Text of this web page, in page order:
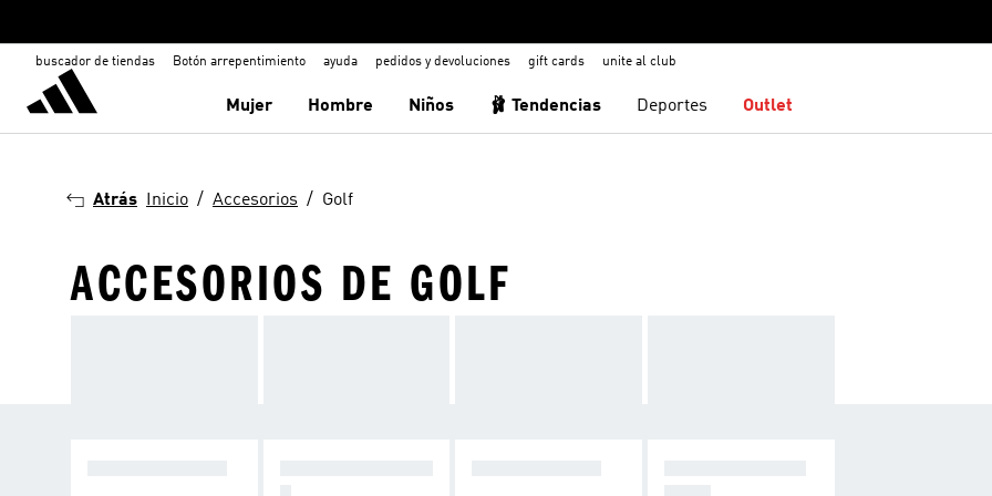
buscador de tiendas Botón arrepentimiento ayuda pedidos y devoluciones gift cards unite al club
Mujer Hombre Niños 🩰 Tendencias Deportes Outlet
Atrás Inicio Accesorios Golf
ACCESORIOS DE GOLF